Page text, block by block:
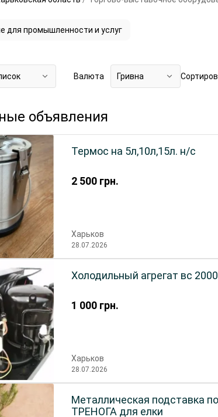
для промышленности и услуг
Валюта Гривна
объявления
2 500 грн.
Термос на 5л,10л,15л. н/с
Харьков
28.07.2026
1 000 грн.
Холодильный агрегат вс
Харьков
28.07.2026
Металлическая подставка
ТРЕНОГА для елки